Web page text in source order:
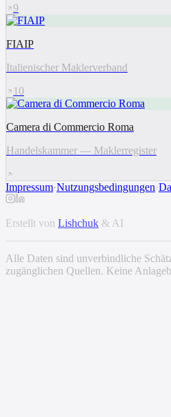
9
FIAIP
Italienischer Maklerverband
10
Camera di Commercio Roma
Handelskammer — Maklerregister
Impressum·Nutzungsbedingungen·
Erstellt von Lishchuk & AI
Alle Daten sind unverbindliche
zugänglichen Quellen. Keine